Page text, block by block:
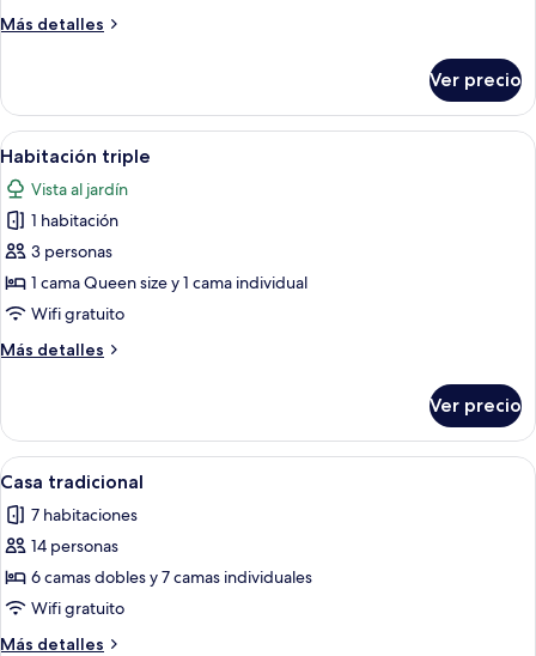
Más detalles
Más
cuádruple
familiar
Ver precio
Abrir
todas
las
fotos
de
Habitación
triple
Un dormitorio con dos camas, un
8
Habitación triple
Vista al jardín
1 habitación
3 personas
1 cama Queen size y 1 cama individual
Wifi gratuito
Más detalles
Más
triple
Ver precio
Abrir
todas
las
fotos
de
Casa
tradicional
Una cocina compacta con estufa a
9
Casa tradicional
7 habitaciones
14 personas
6 camas dobles y 7 camas individuales
Wifi gratuito
Más detalles
Más